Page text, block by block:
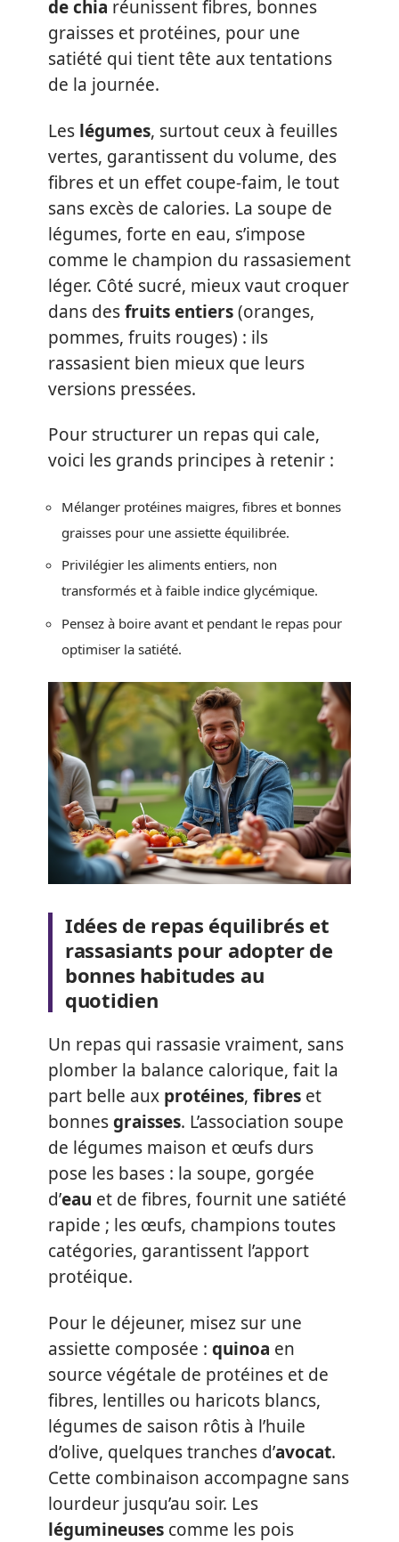
de chia réunissent fibres, bonnes
graisses et protéines, pour une
satiété qui tient tête aux tentations
de la journée.
Les légumes, surtout ceux à feuilles
vertes, garantissent du volume, des
fibres et un effet coupe-faim, le tout
sans excès de calories. La soupe de
légumes, forte en eau, s’impose
comme le champion du rassasiement
léger. Côté sucré, mieux vaut croquer
dans desfruits entiers(oranges,
pommes, fruits rouges) : ils
rassasient bien mieux que leurs
versions pressées.
Pour structurer un repas qui cale,
voici les grands principes à retenir :
Mélanger protéines maigres, fibres et bonnes
graisses pour une assiette équilibrée.
Privilégier les aliments entiers, non
transformés et à faible indice glycémique.
Pensez à boire avant et pendant le repas pour
optimiser la satiété.
Idées de repas équilibrés et
rassasiants pour adopter de
bonnes habitudes au
quotidien
Un repas qui rassasie vraiment, sans
plomber la balance calorique, fait la
part belle aux protéines, fibres et
bonnesgraisses. L’association soupe
de légumes maison et œufs durs
pose les bases : la soupe, gorgée
d’eau et de fibres, fournit une satiété
rapide ; les œufs, champions toutes
catégories, garantissent l’apport
protéique.
Pour le déjeuner, misez sur une
assiette composée : quinoa en
source végétale de protéines et de
fibres, lentilles ou haricots blancs,
légumes de saison rôtis à l’huile
d’olive, quelques tranches d’avocat.
Cette combinaison accompagne sans
lourdeur jusqu’au soir. Les
légumineuses comme les pois